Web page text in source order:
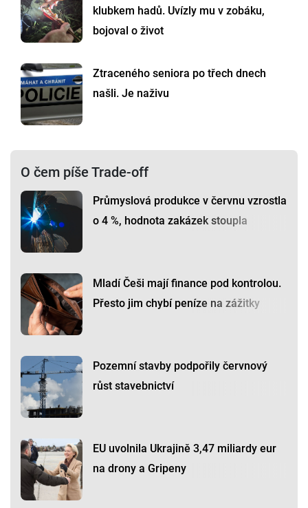
klubkem hadů. Uvízly mu v zobáku,
bojoval o život
Ztraceného seniora po třech dnech
našli. Je naživu
O čem píše Trade-off
Průmyslová produkce v červnu vzrostla
o 4 %, hodnota zakázek stoupla
Mladí Češi mají finance pod kontrolou.
Přesto jim chybí peníze na zážitky
Pozemní stavby podpořily červnový
růst stavebnictví
EU uvolnila Ukrajině 3,47 miliardy eur
na drony a Gripeny